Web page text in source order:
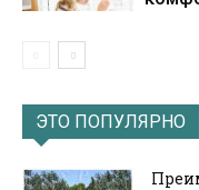
ЭТО ПОПУЛЯРНО